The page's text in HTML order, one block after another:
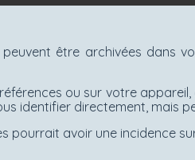
être archivées dans
ou sur votre
identifier directement, mais
pourrait avoir une incidence